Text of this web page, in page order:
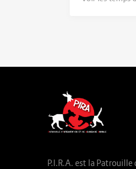
P.I.R.A. est la Patrouille